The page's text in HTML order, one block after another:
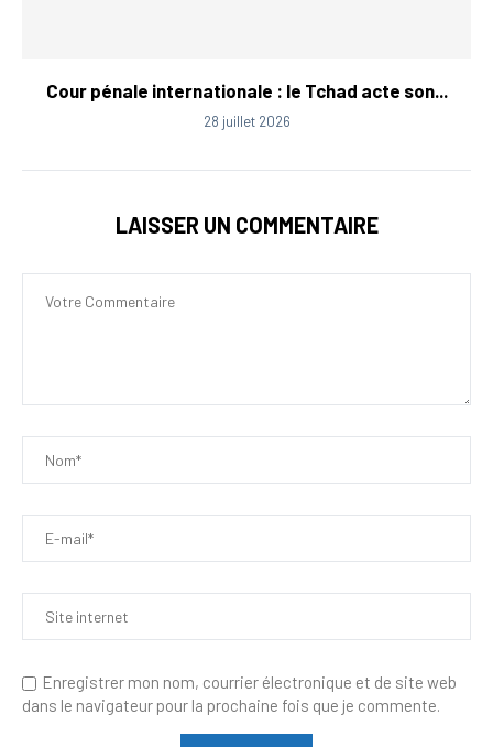
Cour pénale internationale : le Tchad acte son...
28 juillet 2026
LAISSER UN COMMENTAIRE
Enregistrer mon nom, courrier électronique et de site web
dans le navigateur pour la prochaine fois que je commente.